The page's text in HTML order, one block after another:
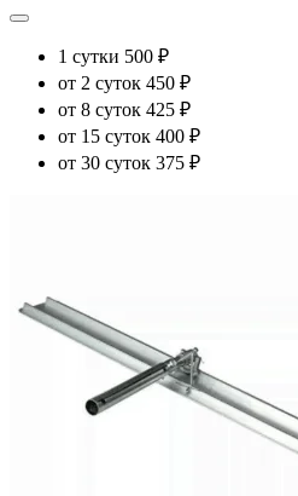
1 сутки 500 ₽
от 2 суток 450 ₽
от 8 суток 425 ₽
от 15 суток 400 ₽
от 30 суток 375 ₽